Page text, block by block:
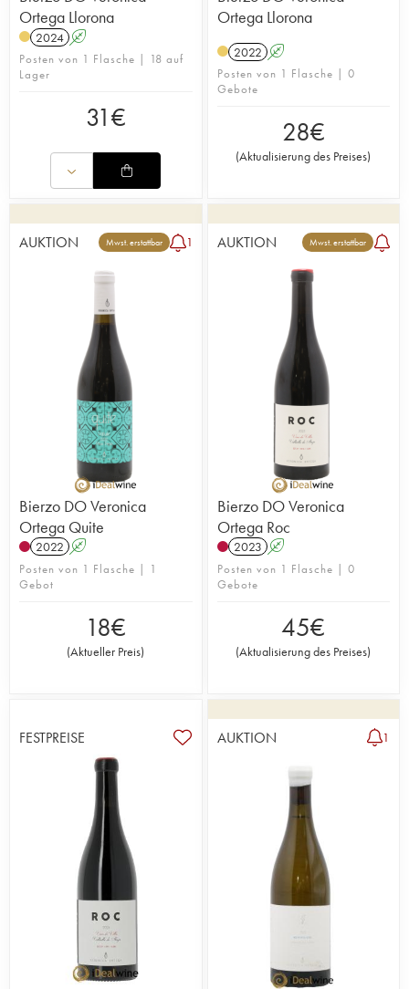
Ortega Llorona
2024 A
Posten von 1 Flasche | 18 auf
Lager
31€
Ortega Llorona
2022 A
Posten von 1 Flasche | 0
Gebote
28€
(Aktualisierung des Preises)
AUKTION Mwst. erstattbar 1
Bierzo DO Veronica
Ortega Quite
2022 A
Posten von 1 Flasche | 1
Gebot
18€
(Aktueller Preis)
AUKTION Mwst. erstattbar
Bierzo DO Veronica
Ortega Roc
2023 A
Posten von 1 Flasche | 0
Gebote
45€
(Aktualisierung des Preises)
FESTPREISE AUKTION 1